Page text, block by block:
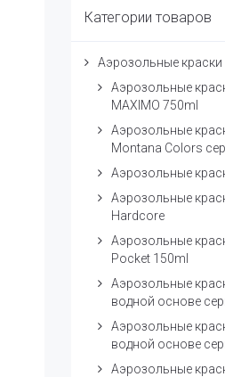
Категории товаров
Аэрозольные краски
Аэрозольные
MAXIMO 750ml
Аэрозольные
Montana Colors
Аэрозольные
Аэрозольные
Hardcore
Аэрозольные
Pocket 150ml
Аэрозольные
водной основе
Аэрозольные
водной основе
Аэрозольные